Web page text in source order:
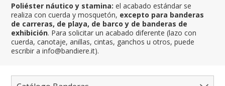
Poliéster náutico y stamina: el acabado estándar se
realiza con cuerda y mosquetón, excepto para banderas
de carreras, de playa, de barco y de banderas de
exhibición. Para solicitar un acabado diferente (lazo con
cuerda, canotaje, anillas, cintas, ganchos u otros, puede
escribir a info@bandiere.it).